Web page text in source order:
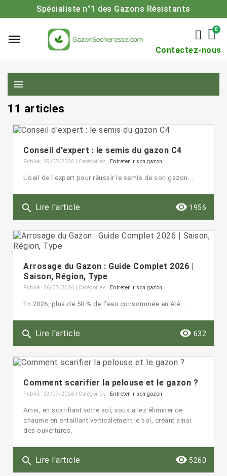
Spécialiste n°1 des Gazons Résistants
Contactez-nous
menu
11 articles
Conseil d'expert : le semis du gazon C4
Publié : 29/07/2026 | Catégories : Entretenir son gazon
L'oeil de l'expert pour réussir le semis de son gazon...
search Lire l'article remove_red_eye 1956
Arrosage du Gazon : Guide Complet 2026 |
Saison, Région, Type
Publié : 26/07/2026 | Catégories : Entretenir son gazon
En 2026, plus de 50 % de l'eau consommée en été ...
search Lire l'article remove_red_eye 632
Comment scarifier la pelouse et le gazon ?
Publié : 23/07/2026 | Catégories : Entretenir son gazon
Ainsi, en scarifiant votre sol, vous allez éliminer ce
chaume en entaillant verticalement le sol, créant ainsi
des ouvertures.
search Lire l'article remove_red_eye 5260